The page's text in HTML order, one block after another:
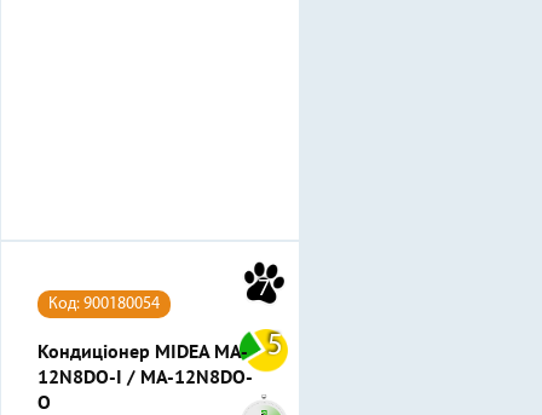
7
5
Код: 900180054
Кондиціонер MIDEA MA-
12N8DO-I / MA-12N8DO-
O